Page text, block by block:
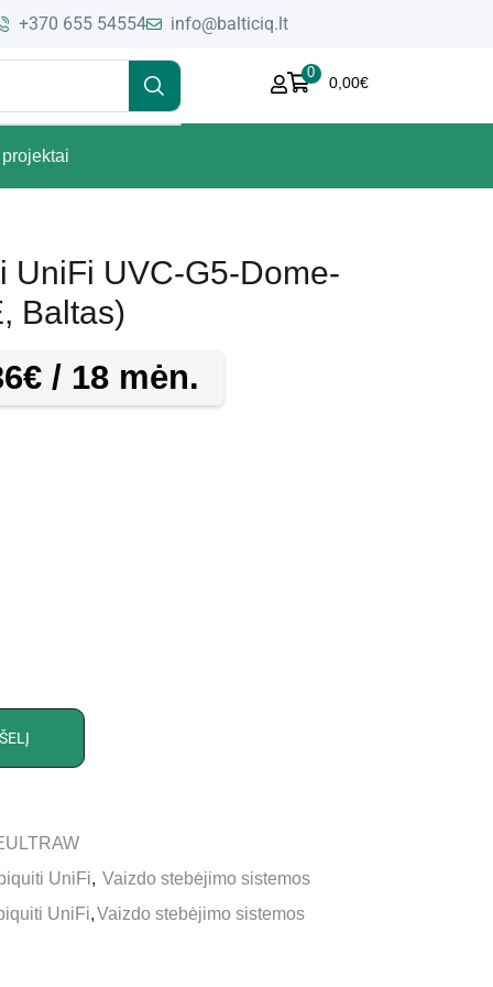
+370 655 54554 info@balticiq.lt
0
0,00€
projektai
UniFi UVC-G5-Dome-
Baltas)
€ / 18 mėn.
UniFi, Vaizdo stebėjimo sistemos
UniFi,Vaizdo stebėjimo sistemos